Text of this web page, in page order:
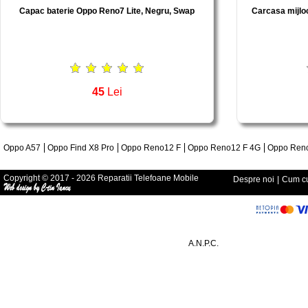
Capac baterie Oppo Reno7 Lite, Negru, Swap
45 Lei
Carcasa
Oppo A57 Oppo Find X8 Pro Oppo Reno12 F Oppo Reno12 F 4G Oppo
Copyright © 2017 - 2026 Reparatii Telefoane Mobile Despre noi | Cum
A.N.P.C.